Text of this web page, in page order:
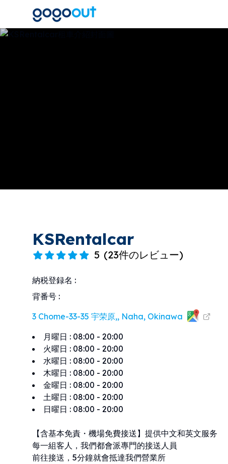
KSRentalcar
5 (23件のレビュー)
納税登録名 :
背番号 :
3 Chome-33-35 宇荣原,, Naha, Okinawa
月曜日 : 08:00 - 20:00
火曜日 : 08:00 - 20:00
水曜日 : 08:00 - 20:00
木曜日 : 08:00 - 20:00
金曜日 : 08:00 - 20:00
土曜日 : 08:00 - 20:00
日曜日 : 08:00 - 20:00
【含基本免責・機場免費接送】提供中文和英文服务
每一組客人，我們都會派專門的接送人員
前往接送，5分鐘就會抵達我們營業所